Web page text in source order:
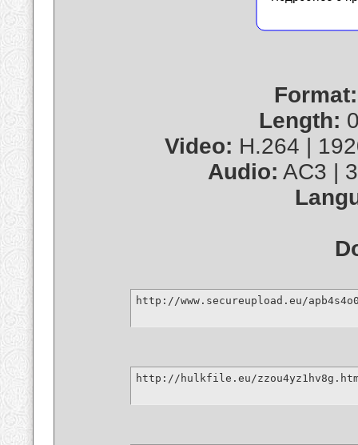
Format:
Length:
Video: H.264 |
Audio: AC3 |
http://www.secureupload.eu/
http://hulkfile.eu/